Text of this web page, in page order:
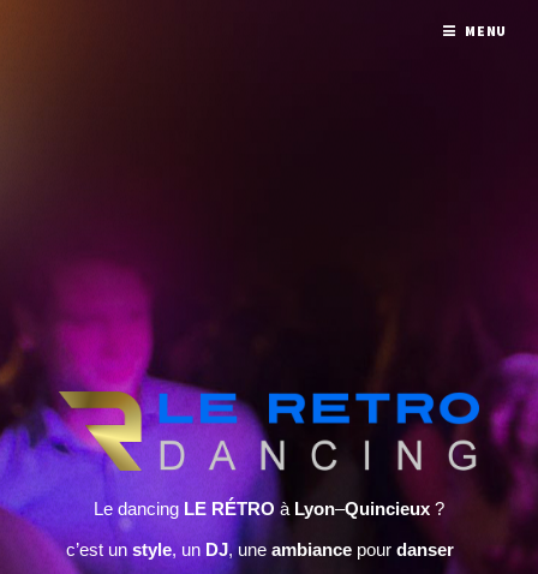
Le dancing LE RÉTRO à Lyon–Quincieux ?
c’est unstyle, un DJ, une ambiancepour danser
MENU